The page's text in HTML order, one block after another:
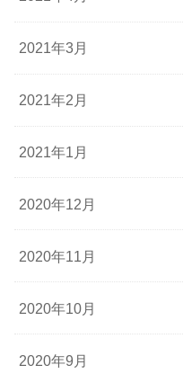
2021年3月
2021年2月
2021年1月
2020年12月
2020年11月
2020年10月
2020年9月